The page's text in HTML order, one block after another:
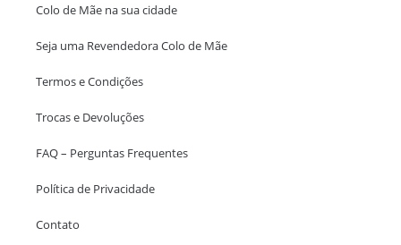
Colo de Mãe na sua cidade
Seja uma Revendedora Colo de Mãe
Termos e Condições
Trocas e Devoluções
FAQ – Perguntas Frequentes
Política de Privacidade
Contato